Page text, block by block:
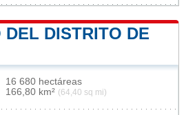
DEL DISTRITO DE
16 680 hectáreas
166,80 km² (64,40 sq mi)